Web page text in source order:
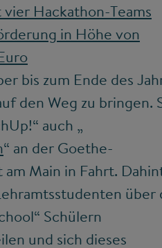
Hackathon-Teams
in Höhe von
bis zum Ende des
den Weg zu bringen.
auch „
“ an der Goethe-
Main in Fahrt.
über
Schülern
und sich dieses